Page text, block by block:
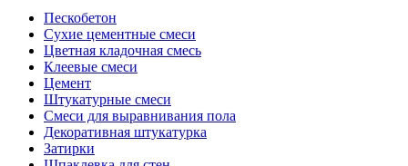
Пескобетон
Сухие цементные смеси
Цветная кладочная смесь
Клеевые смеси
Цемент
Штукатурные смеси
Смеси для выравнивания пола
Декоративная штукатурка
Затирки